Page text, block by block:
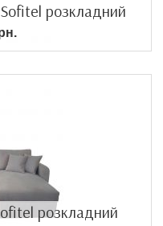
розкладний
розкладний